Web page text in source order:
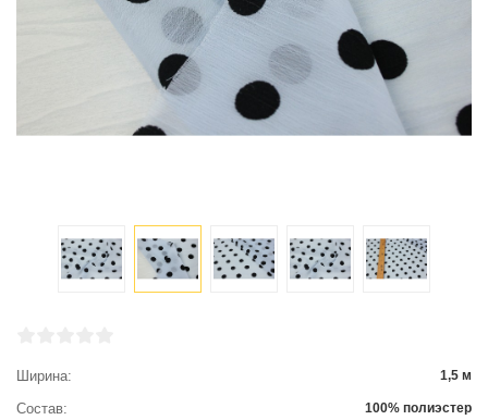
Ширина 1,5 м
Состав 100% полиэстер